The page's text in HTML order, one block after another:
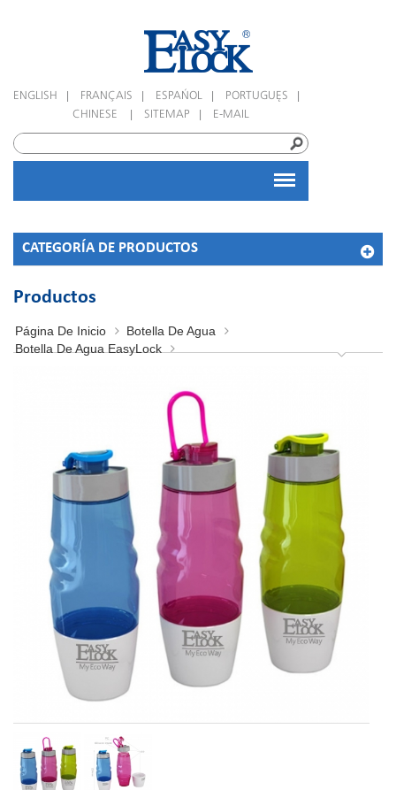
ENGLISH FRANÇAIS ESPAÑOL PORTUGUÊS
CHINESE SITEMAP E-MAIL
CATEGORÍA DE PRODUCTOS
Productos
Página De Inicio
Botella De Agua
Botella De Agua EasyLock